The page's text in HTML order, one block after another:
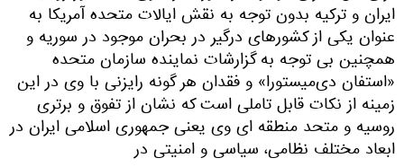
ایران و ترکیه بدون توجه به نقش ایالات متحده آمریکا به
عنوان یکی از کشورهای درگیر در بحران موجود در سوریه و
همچنین بی توجه به گزارشات نماینده سازمان متحده
«استفان دی‌میستورا» و فقدان هر گونه رایزنی با وی در این
زمینه از نکات قابل تاملی است که نشان از تفوق و برتری
روسیه و متحد منطقه ای وی یعنی جمهوری اسلامی ایران در
ابعاد مختلف نظامی، سیاسی و امنیتی در